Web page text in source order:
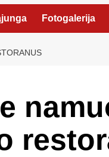
Fotogalerija